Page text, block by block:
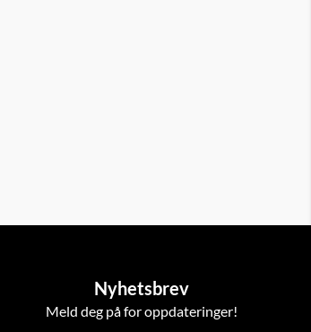
Nyhetsbrev
Meld deg på for oppdateringer!